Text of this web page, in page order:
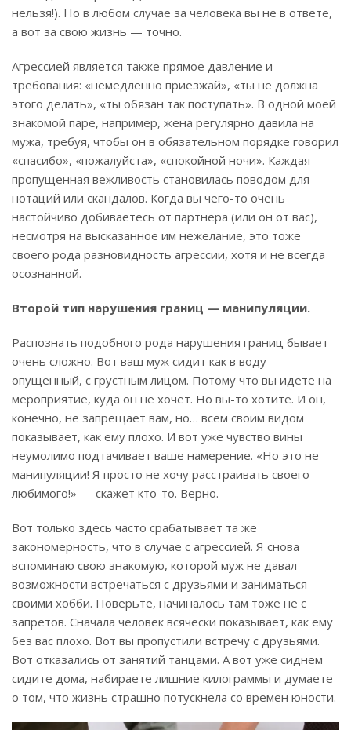
нельзя!). Но в любом случае за человека вы не в ответе,
а вот за свою жизнь — точно.
Агрессией является также прямое давление и
требования: «немедленно приезжай», «ты не должна
этого делать», «ты обязан так поступать». В одной моей
знакомой паре, например, жена регулярно давила на
мужа, требуя, чтобы он в обязательном порядке говорил
«спасибо», «пожалуйста», «спокойной ночи». Каждая
пропущенная вежливость становилась поводом для
нотаций или скандалов. Когда вы чего-то очень
настойчиво добиваетесь от партнера (или он от вас),
несмотря на высказанное им нежелание, это тоже
своего рода разновидность агрессии, хотя и не всегда
осознанной.
Второй тип нарушения границ — манипуляции.
Распознать подобного рода нарушения границ бывает
очень сложно. Вот ваш муж сидит как в воду
опущенный, с грустным лицом. Потому что вы идете на
мероприятие, куда он не хочет. Но вы-то хотите. И он,
конечно, не запрещает вам, но… всем своим видом
показывает, как ему плохо. И вот уже чувство вины
неумолимо подтачивает ваше намерение. «Но это не
манипуляции! Я просто не хочу расстраивать своего
любимого!» — скажет кто-то. Верно.
Вот только здесь часто срабатывает та же
закономерность, что в случае с агрессией. Я снова
вспоминаю свою знакомую, которой муж не давал
возможности встречаться с друзьями и заниматься
своими хобби. Поверьте, начиналось там тоже не с
запретов. Сначала человек всячески показывает, как ему
без вас плохо. Вот вы пропустили встречу с друзьями.
Вот отказались от занятий танцами. А вот уже сиднем
сидите дома, набираете лишние килограммы и думаете
о том, что жизнь страшно потускнела со времен юности.